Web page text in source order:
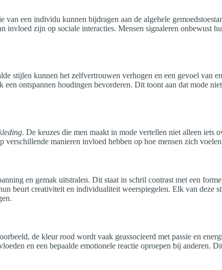
een individu kunnen bijdragen aan de algehele
invloed zijn op sociale interacties. Mensen signaleren onbewust
stijlen kunnen het zelfvertrouwen verhogen en een gevoel van
ontspannen houdingen bevorderen. Dit toont aan dat mode
. De keuzes die men maakt in mode vertellen niet alleen iets
manieren invloed hebben op hoe mensen zich
en gemak uitstralen. Dit staat in schril contrast met een
beurt creativiteit en individualiteit weerspiegelen. Elk van deze
de kleur rood wordt vaak geassocieerd met passie en
en een bepaalde emotionele reactie oproepen bij anderen.